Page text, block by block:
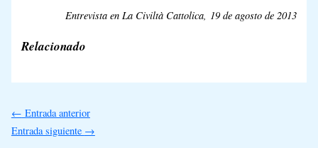
Entrevista en La Civiltà Cattolica, 19 de agosto de 2013
Relacionado
← Entrada anterior
Entrada siguiente →